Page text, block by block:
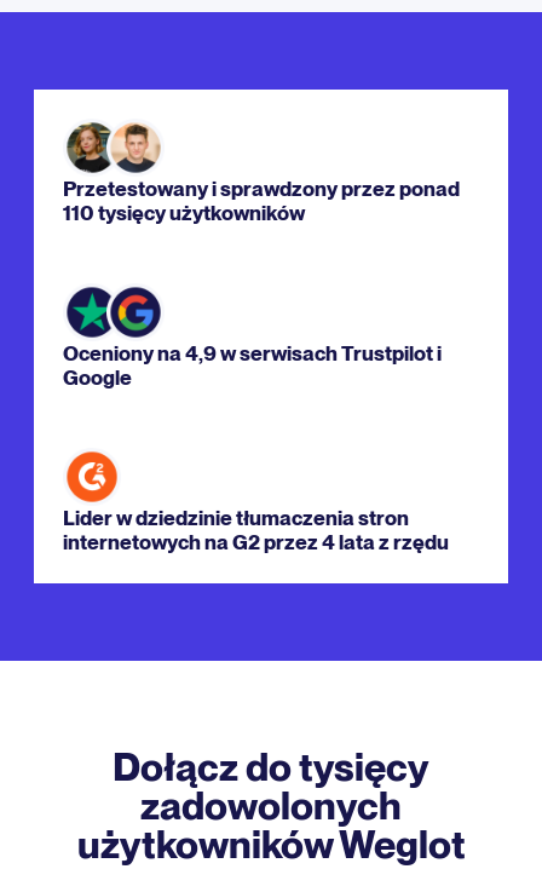
Przetestowany i sprawdzony przez ponad
110 tysięcy użytkowników
Oceniony na 4,9 w serwisach Trustpilot i
Google
Lider w dziedzinie tłumaczenia stron
internetowych na G2 przez 4 lata z rzędu
Dołącz do tysięcy
zadowolonych
użytkowników Weglot